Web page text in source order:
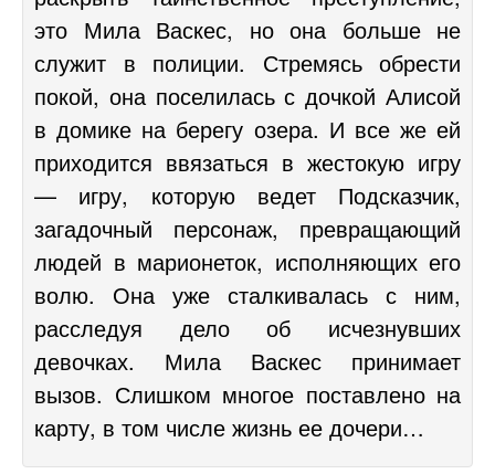
это Мила Васкес, но она больше не
служит в полиции. Стремясь обрести
покой, она поселилась с дочкой Алисой
в домике на берегу озера. И все же ей
приходится ввязаться в жестокую игру
— игру, которую ведет Подсказчик,
загадочный персонаж, превращающий
людей в марионеток, исполняющих его
волю. Она уже сталкивалась с ним,
расследуя дело об исчезнувших
девочках. Мила Васкес принимает
вызов. Слишком многое поставлено на
карту, в том числе жизнь ее дочери…